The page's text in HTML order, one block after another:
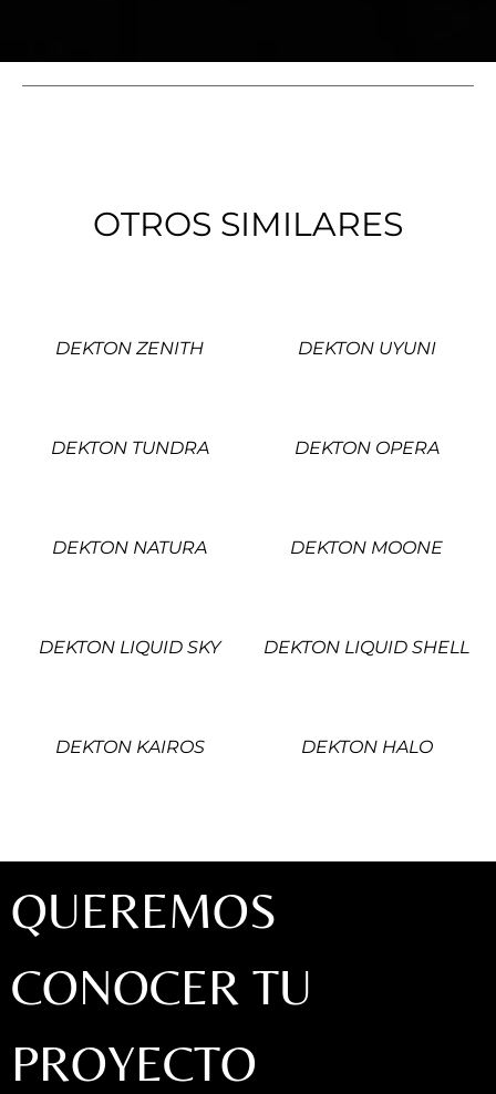
OTROS SIMILARES
DEKTON ZENITH DEKTON UYUNI
DEKTON TUNDRA DEKTON OPERA
DEKTON NATURA DEKTON MOONE
DEKTON LIQUID SKY DEKTON LIQUID SHELL
DEKTON KAIROS DEKTON HALO
QUEREMOS
CONOCER TU
PROYECTO